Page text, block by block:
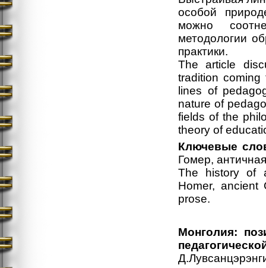
особой
можно
методологии
практики.
The article
tradition
lines of
nature of
fields of the
theory of
Ключевые
Гомер,
The history of
Homer, ancient
prose.
Монголия: